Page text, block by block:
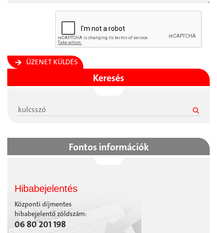
ÜZENET KÜLDÉS
Keresés
Fontos információk
Hibabejelentés
Központi díjmentes
hibabejelentő zöldszám:
06 80 201 198